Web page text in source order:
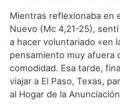
Mientras reflexionaba en
Nuevo (Mc 4,21-25),
a hacer voluntariado «en
pensamiento muy afuera
comodidad. Esa tarde,
viajar a El Paso, Texas,
al Hogar de la